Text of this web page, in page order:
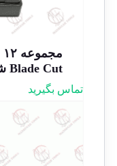
Blade Cut شفت ۸ میلی‌متر
تماس بگیرید